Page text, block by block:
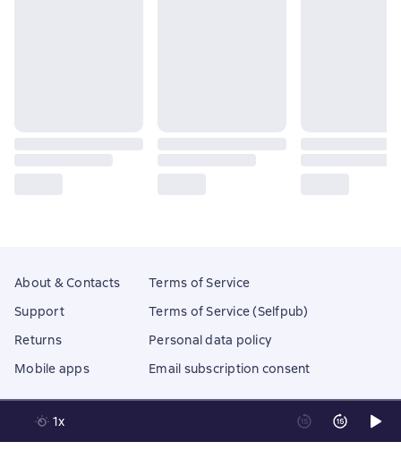
1x
About & Contacts
Support
Returns
Mobile apps
Terms of Service
Terms of Service (Selfpub)
Personal data policy
Email subscription consent
18 Mallow street co. Limerick, Ireland